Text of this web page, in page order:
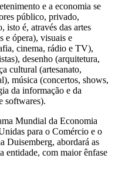
e a economia se
público, privado,
isto é, através das artes
e ópera), visuais e
cinema, rádio e TV),
desenho (arquitetura,
cultural (artesanato,
música (concertos, shows,
da informação e da
softwares).
Mundial da Economia
para o Comércio e o
Duisemberg, abordará as
entidade, com maior ênfase